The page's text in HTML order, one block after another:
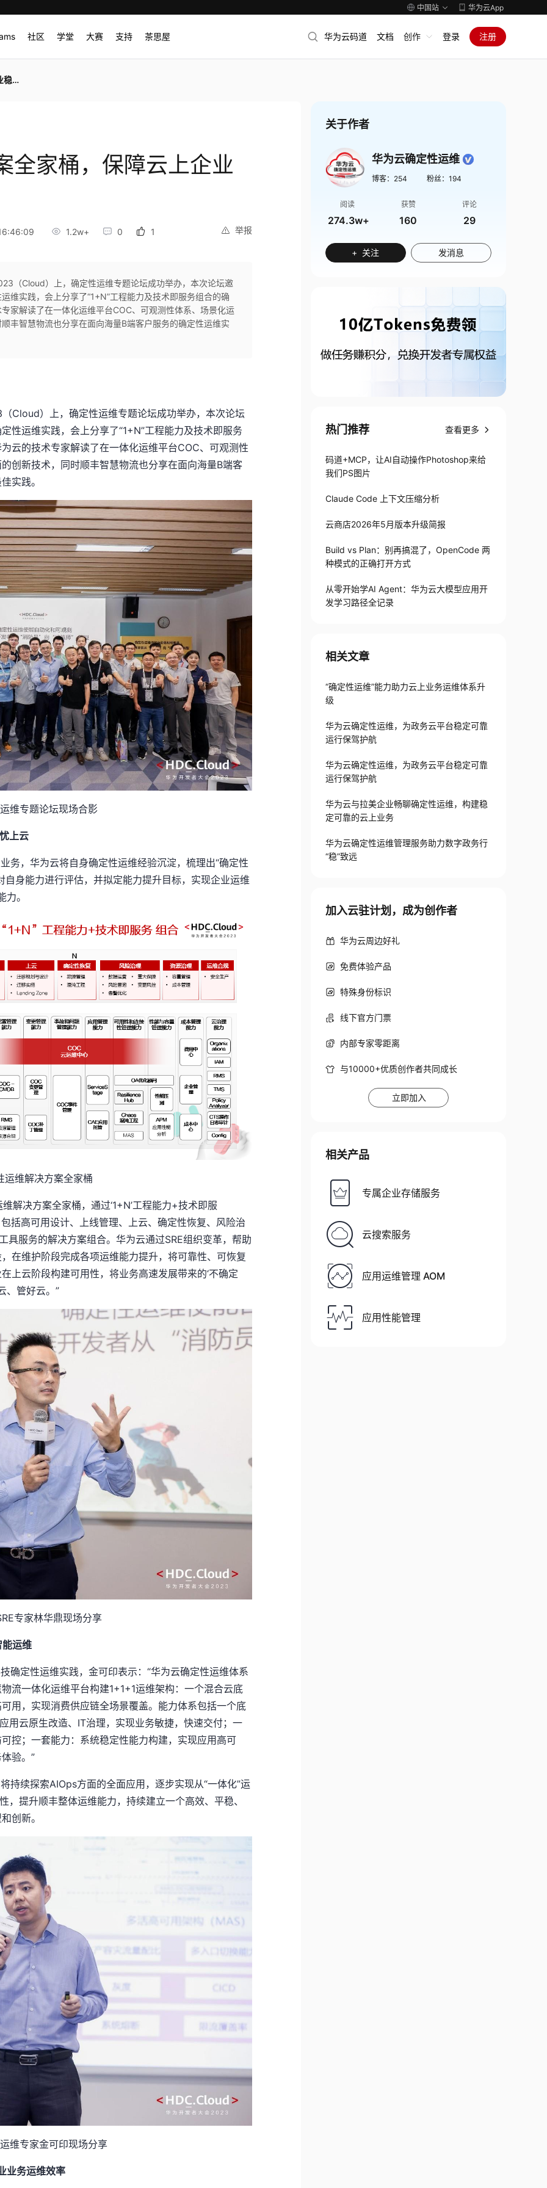
中国站 华为云App
社区 学堂 大赛 支持 茶思屋 华为云码道 文档 创作 登录 注册
靠
全家桶，保障云上企业
举报
1.2w+ 0 1
（Cloud）上，确定性运维专题论坛成功举办，本次论坛邀
维实践，会上分享了“1+N”工程能力及技术即服务组合的确
家解读了在一体化运维平台COC、可观测性体系、场景化运
丰智慧物流也分享在面向海量B端客户服务的确定性运维实
）上，确定性运维专题论坛成功举办，本次论坛
性运维实践，会上分享了“1+N”工程能力及技术即服务
云的技术专家解读了在一体化运维平台COC、可观测性
创新技术，同时顺丰智慧物流也分享在面向海量B端客
实践。
维专题论坛现场合影
上云
，华为云将自身确定性运维经验沉淀，梳理出“确定性
身能力进行评估，并拟定能力提升目标，实现企业运维
。
运维解决方案全家桶
决方案全家桶，通过‘1+N’工程能力+技术即服
包括高可用设计、上线管理、上云、确定性恢复、风险治
具服务的解决方案组合。华为云通过SRE组织变革，帮助
在维护阶段完成各项运维能力提升，将可靠性、可恢复
上云阶段构建可用性，将业务高速发展带来的‘不确定
、管好云。”
专家林华鼎现场分享
运维
定性运维实践，金可印表示：“华为云确定性运维体系
流一体化运维平台构建1+1+1运维架构：一个混合云底
用，实现消费供应链全场景覆盖。能力体系包括一个底
用云原生改造、IT治理，实现业务敏捷，快速交付；一
控；一套能力：系统稳定性能力构建，实现应用高可
验。”
续探索AIOps方面的全面应用，逐步实现从“一体化”运
，提升顺丰整体运维能力，持续建立一个高效、平稳、
创新。
维专家金可印现场分享
务运维效率
关于作者
华为云确定性运维
博客： 254 粉丝： 194
阅读
274.3w+
获赞
160
评论
29
+ 关注 发消息
热门推荐 查看更多
码道+MCP，让AI自动操作Photoshop来给
我们PS图片
Claude Code 上下文压缩分析
云商店2026年5月版本升级简报
Build vs Plan：别再搞混了，OpenCode 两
种模式的正确打开方式
从零开始学AI Agent：华为云大模型应用开
发学习路径全记录
相关文章
“确定性运维”能力助力云上业务运维体系升
级
华为云确定性运维，为政务云平台稳定可靠
运行保驾护航
华为云确定性运维，为政务云平台稳定可靠
运行保驾护航
华为云与拉美企业畅聊确定性运维，构建稳
定可靠的云上业务
华为云确定性运维管理服务助力数字政务行
“稳”致远
加入云驻计划，成为创作者
华为云周边好礼
免费体验产品
特殊身份标识
线下官方门票
内部专家零距离
与10000+优质创作者共同成长
立即加入
相关产品
专属企业存储服务
云搜索服务
应用运维管理 AOM
应用性能管理